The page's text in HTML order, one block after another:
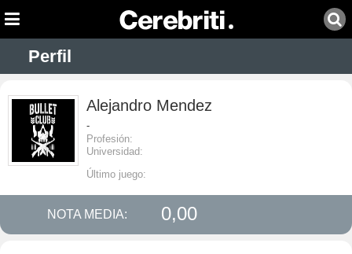
Perfil
Alejandro Mendez
-
Profesión:
Universidad:
Último juego:
NOTA MEDIA: 0,00